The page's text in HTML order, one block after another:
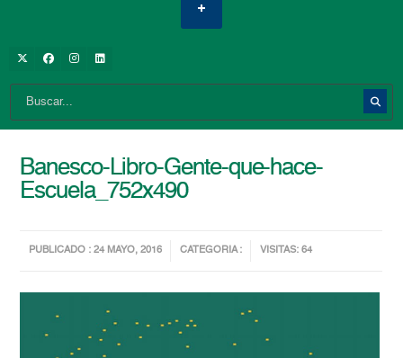
Banesco-Libro-Gente-que-hace-
Escuela_752x490
PUBLICADO : 24 MAYO, 2016 CATEGORIA : VISITAS: 64